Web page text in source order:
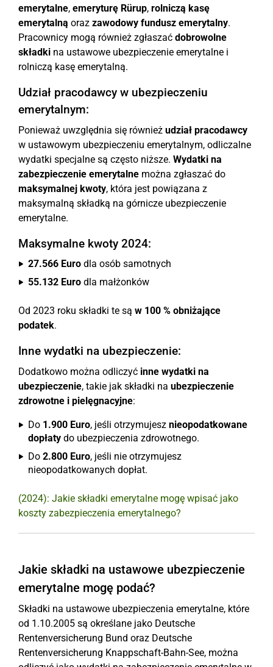
emerytalne, emeryturę Rürup, rolniczą kasę
emerytalną oraz zawodowy fundusz emerytalny.
Pracownicy mogą również zgłaszać dobrowolne
składki na ustawowe ubezpieczenie emerytalne i
rolniczą kasę emerytalną.
Udział pracodawcy w ubezpieczeniu
emerytalnym:
Ponieważ uwzględnia się również udział pracodawcy
w ustawowym ubezpieczeniu emerytalnym, odliczalne
wydatki specjalne są często niższe. Wydatki na
zabezpieczenie emerytalne można zgłaszać do
maksymalnej kwoty, która jest powiązana z
maksymalną składką na górnicze ubezpieczenie
emerytalne.
Maksymalne kwoty 2024:
27.566 Euro dla osób samotnych
55.132 Euro dla małżonków
Od 2023 roku składki te są w 100 % obniżające
podatek.
Inne wydatki na ubezpieczenie:
Dodatkowo można odliczyć inne wydatki na
ubezpieczenie, takie jak składki na ubezpieczenie
zdrowotne i pielęgnacyjne:
Do 1.900 Euro, jeśli otrzymujesz nieopodatkowane
dopłaty do ubezpieczenia zdrowotnego.
Do 2.800 Euro, jeśli nie otrzymujesz
nieopodatkowanych dopłat.
(2024): Jakie składki emerytalne mogę wpisać jako
koszty zabezpieczenia emerytalnego?
Jakie składki na ustawowe ubezpieczenie
emerytalne mogę podać?
Składki na ustawowe ubezpieczenia emerytalne, które
od 1.10.2005 są określane jako Deutsche
Rentenversicherung Bund oraz Deutsche
Rentenversicherung Knappschaft-Bahn-See, można